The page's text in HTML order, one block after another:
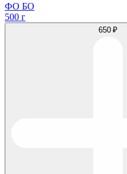
ФО БО
500 г
650 ₽